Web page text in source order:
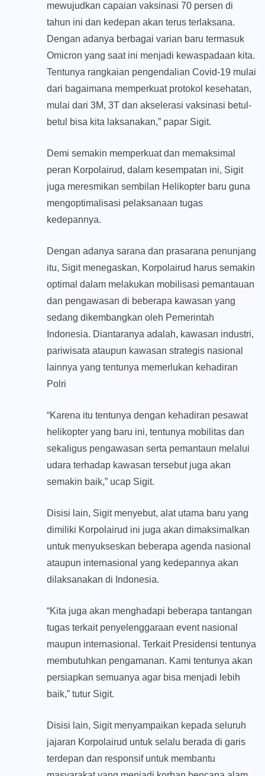
mewujudkan capaian vaksinasi 70 persen di
tahun ini dan kedepan akan terus terlaksana.
Dengan adanya berbagai varian baru termasuk
Omicron yang saat ini menjadi kewaspadaan kita.
Tentunya rangkaian pengendalian Covid-19 mulai
dari bagaimana memperkuat protokol kesehatan,
mulai dari 3M, 3T dan akselerasi vaksinasi betul-
betul bisa kita laksanakan,” papar Sigit.
Demi semakin memperkuat dan memaksimal
peran Korpolairud, dalam kesempatan ini, Sigit
juga meresmikan sembilan Helikopter baru guna
mengoptimalisasi pelaksanaan tugas
kedepannya.
Dengan adanya sarana dan prasarana penunjang
itu, Sigit menegaskan, Korpolairud harus semakin
optimal dalam melakukan mobilisasi pemantauan
dan pengawasan di beberapa kawasan yang
sedang dikembangkan oleh Pemerintah
Indonesia. Diantaranya adalah, kawasan industri,
pariwisata ataupun kawasan strategis nasional
lainnya yang tentunya memerlukan kehadiran
Polri
“Karena itu tentunya dengan kehadiran pesawat
helikopter yang baru ini, tentunya mobilitas dan
sekaligus pengawasan serta pemantaun melalui
udara terhadap kawasan tersebut juga akan
semakin baik,” ucap Sigit.
Disisi lain, Sigit menyebut, alat utama baru yang
dimiliki Korpolairud ini juga akan dimaksimalkan
untuk menyukseskan beberapa agenda nasional
ataupun internasional yang kedepannya akan
dilaksanakan di Indonesia.
“Kita juga akan menghadapi beberapa tantangan
tugas terkait penyelenggaraan event nasional
maupun internasional. Terkait Presidensi tentunya
membutuhkan pengamanan. Kami tentunya akan
persiapkan semuanya agar bisa menjadi lebih
baik,” tutur Sigit.
Disisi lain, Sigit menyampaikan kepada seluruh
jajaran Korpolairud untuk selalu berada di garis
terdepan dan responsif untuk membantu